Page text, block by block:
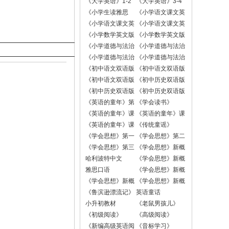
册
册
《小学生读雅思
一》
《小学语文课文英
文版一年级》
《小学语文课文英
文版二年级》
《小学语文课文英
文版三年级》
《小学数学英文版
1-3年级》
《小学数学英文版
4-6年级》
《小学道德与法治
2-3年级》
《小学道德与法治
4年级》
《小学道德与法治
5年级》
《小学道德与法治
6年级》
《初中语文双语版
七年级》
《初中语文双语版
八年级》
《初中语文双语版
九年级》
《初中历史双语版
七年级》
《初中历史双语版
八年级》
《初中历史双语版
九年级》
《英语的童年》第
二册
《学会读书》
《英语的童年》课
标版1-2年级
《英语的童年》课
标版3-4年级
《英语的童年》课
标版5-6年级
《传统童谣》
《学会思想》第一
册
《学会思想》第二
册
《学会思想》第三
册
《学会思想》新概
念版第一册
哈利波特中文
《学会思想》新概
念版第二册
雅思口语
《学会思想》新概
念版第三册
《学会思想》新概
念版第四册
《学会思想》新概
念版第五册
《鲁滨逊漂流记》
英语童话
小升初教材
《老鼠男孩儿》
《初级阅读》
《高级阅读》
《新编高级英语阅
《音标学习》